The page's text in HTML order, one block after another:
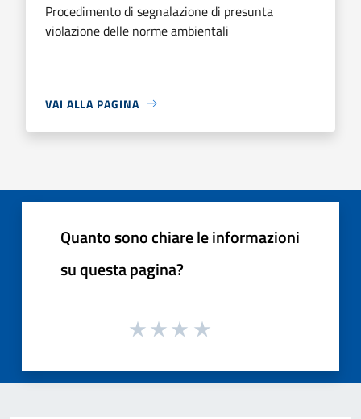
Procedimento di segnalazione di presunta
violazione delle norme ambientali
VAI ALLA PAGINA
Quanto sono chiare le informazioni
su questa pagina?